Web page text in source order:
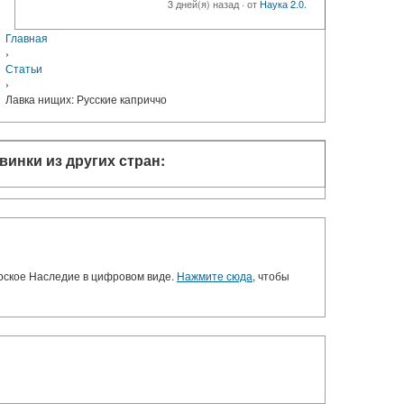
3 дней(я) назад · отНаука 2.0.
из других стран:
Наследие в цифровом виде. Нажмите сюда, чтобы
Главная
›
Статьи
›
Лавка нищих: Русские каприччо